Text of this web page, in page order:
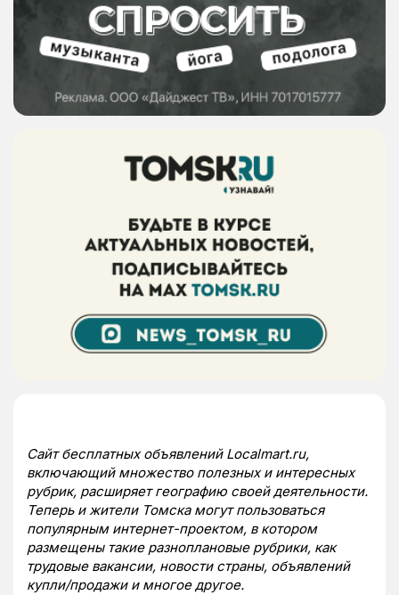
Сайт бесплатных объявлений Localmart.ru,
включающий множество полезных и интересных
рубрик, расширяет географию своей деятельности.
Теперь и жители Томска могут пользоваться
популярным интернет-проектом, в котором
размещены такие разноплановые рубрики, как
трудовые вакансии, новости страны, объявлений
купли/продажи и многое другое.